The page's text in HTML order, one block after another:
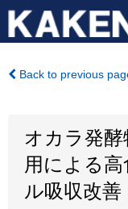
Back to previous
オカラ発
用による
ル吸収改善